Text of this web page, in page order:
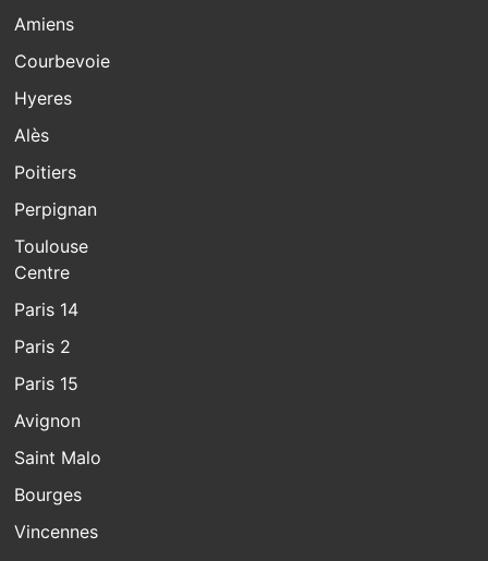
Amiens
Courbevoie
Hyeres
Alès
Poitiers
Perpignan
Toulouse
Centre
Paris 14
Paris 2
Paris 15
Avignon
Saint Malo
Bourges
Vincennes